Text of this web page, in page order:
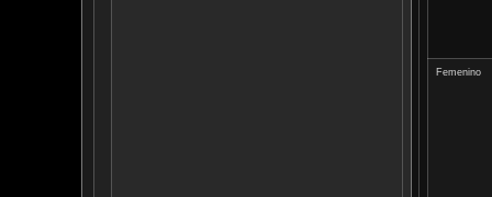
Femenino